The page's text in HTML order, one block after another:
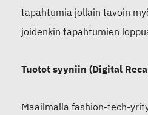
tapahtumia jollain tavoin
joidenkin tapahtumien
Tuotot syyniin (Digital
Maailmalla fashion-tech-